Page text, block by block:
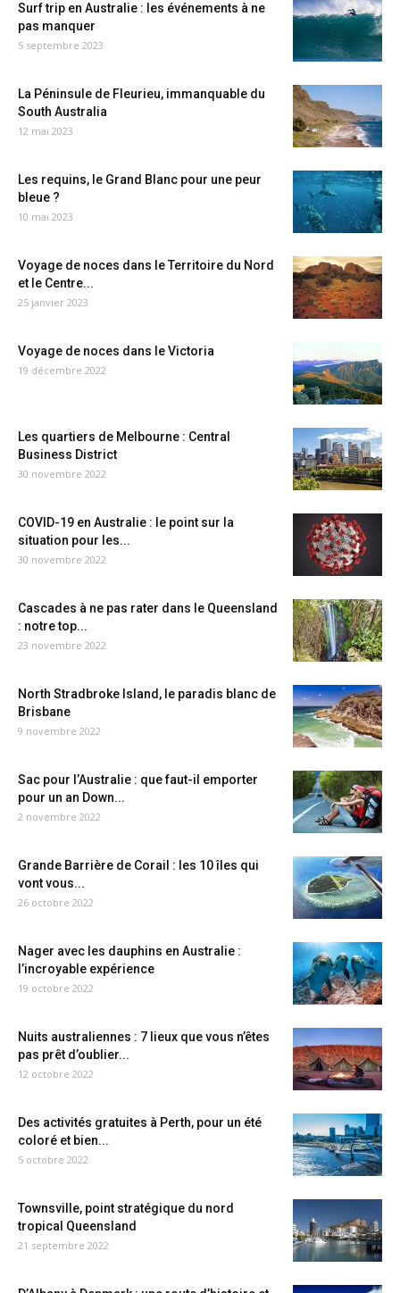
Surf trip en Australie : les événements à ne
pas manquer
5 septembre 2023
La Péninsule de Fleurieu, immanquable du
South Australia
12 mai 2023
Les requins, le Grand Blanc pour une peur
bleue ?
10 mai 2023
Voyage de noces dans le Territoire du Nord
et le Centre...
25 janvier 2023
Voyage de noces dans le Victoria
19 décembre 2022
Les quartiers de Melbourne : Central
Business District
30 novembre 2022
COVID-19 en Australie : le point sur la
situation pour les...
30 novembre 2022
Cascades à ne pas rater dans le Queensland
: notre top...
23 novembre 2022
North Stradbroke Island, le paradis blanc de
Brisbane
9 novembre 2022
Sac pour l’Australie : que faut-il emporter
pour un an Down...
2 novembre 2022
Grande Barrière de Corail : les 10 îles qui
vont vous...
26 octobre 2022
Nager avec les dauphins en Australie :
l’incroyable expérience
19 octobre 2022
Nuits australiennes : 7 lieux que vous n’êtes
pas prêt d’oublier...
12 octobre 2022
Des activités gratuites à Perth, pour un été
coloré et bien...
5 octobre 2022
Townsville, point stratégique du nord
tropical Queensland
21 septembre 2022